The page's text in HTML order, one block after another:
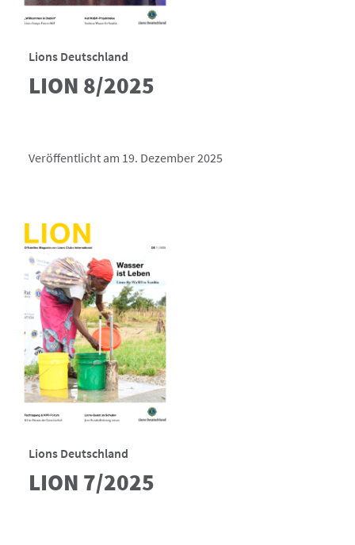
Lions Deutschland
LION 8/2025
Veröffentlicht am 19. Dezember 2025
Lions Deutschland
LION 7/2025